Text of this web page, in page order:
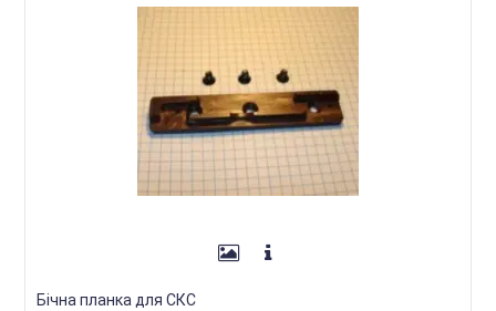
Бічна планка для СКС